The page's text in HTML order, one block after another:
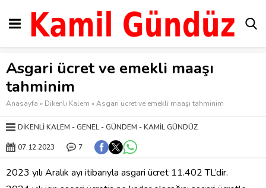
Asgari ücret ve emekli maaşı
tahminim
Anasayfa » Dikenli Kalem »Asgari ücret ve emekli maaşı tahminim
DIKENLI KALEM GENEL GÜNDEM KAMIL GÜNDÜZ
07.12.2023 7
2023 yılı Aralık ayı itibarıyla asgari ücret 11.402 TL’dir.